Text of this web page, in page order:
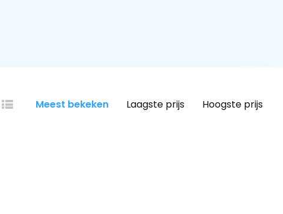
Meest bekeken Laagste prijs Hoogste prijs